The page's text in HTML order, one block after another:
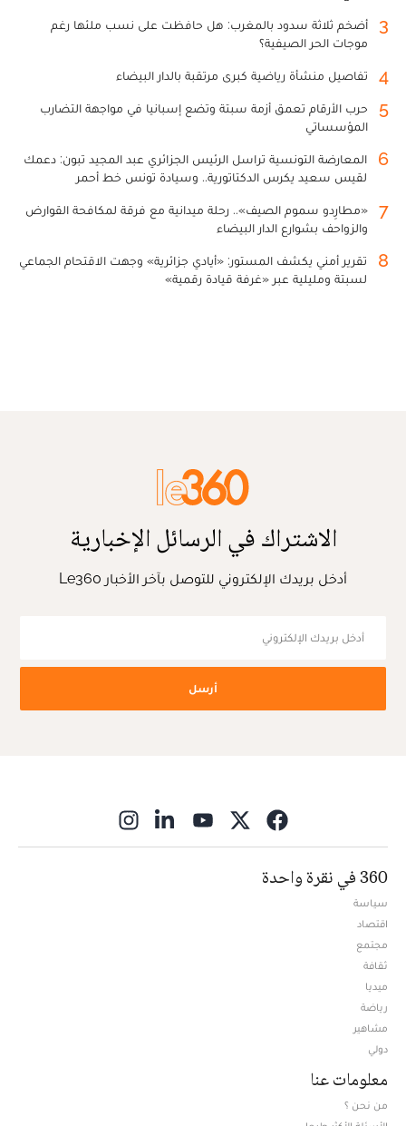
3
أضخم ثلاثة سدود بالمغرب: هل حافظت على نسب ملئها رغم
موجات الحر الصيفية؟
4 تفاصيل منشأة رياضية كبرى مرتقبة بالدار البيضاء
5
حرب الأرقام تعمق أزمة سبتة وتضع إسبانيا في مواجهة التضارب
المؤسساتي
6
المعارضة التونسية تراسل الرئيس الجزائري عبد المجيد تبون: دعمك
لقيس سعيد يكرس الدكتاتورية.. وسيادة تونس خط أحمر
7
«مطارِدو سموم الصيف».. رحلة ميدانية مع فرقة لمكافحة القوارض
والزواحف بشوارع الدار البيضاء
8
تقرير أمني يكشف المستور: «أيادي جزائرية» وجهت الاقتحام الجماعي
لسبتة ومليلية عبر «غرفة قيادة رقمية»
الاشتراك في الرسائل الإخبارية
أدخل بريدك الإلكتروني للتوصل بآخر الأخبار Le360
أرسل
360 في نقرة واحدة
سياسة
اقتصاد
مجتمع
ثقافة
ميديا
رياضة
مشاهير
دولي
معلومات عنا
من نحن ؟